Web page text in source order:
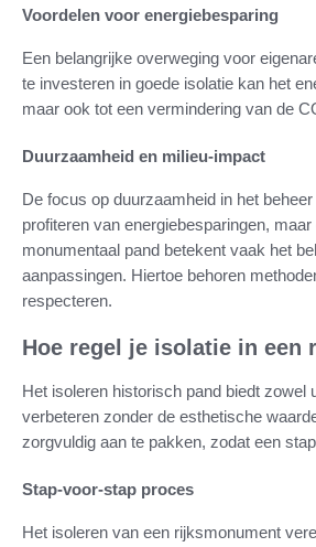
Voordelen voor energiebesparing
Een belangrijke overweging voor
te investeren in goede isolatie kan het
maar ook tot een vermindering van de
Duurzaamheid en milieu-impact
De focus op duurzaamheid in het
profiteren van energiebesparingen,
monumentaal pand betekent vaak het
aanpassingen. Hiertoe behoren
respecteren.
Hoe regel je isolatie in een
Het isoleren historisch pand biedt zowel
verbeteren zonder de esthetische
zorgvuldig aan te pakken, zodat een
Stap-voor-stap proces
Het isoleren van een rijksmonument